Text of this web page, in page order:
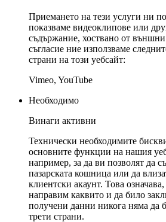
Приемането на тези услуги ни
показваме видеоклипове или
съдържание, хоствано от
съгласие ние използваме
страни на този уебсайт:
Vimeo, YouTube
Необходимо
Винаги активни
Технически необходимите
основните функции на нашия
например, за да ви позволят да
пазарската кошница или да
клиентски акаунт. Това
направим каквито и да било
получени данни никога няма да
трети страни.